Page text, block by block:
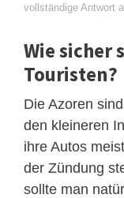
vollständige Antwort
Wie sicher
Touristen?
Die Azoren
den kleineren
ihre Autos
der Zündung
sollte man